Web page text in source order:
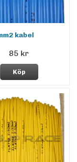
kabel
85 kr
Köp